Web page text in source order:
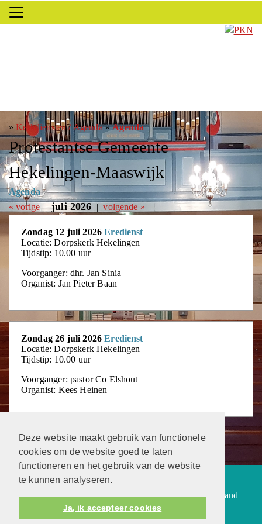
Deze website maakt gebruik van functionele
cookies om de website goed te laten
functioneren en het gebruik van de website
te kunnen analyseren.
Ja, ik accepteer cookies
»Kerkdiensten / Agenda»Agenda
Protestantse Gemeente
Hekelingen-Maaswijk
Agenda
« vorige |juli 2026 |volgende »
Zondag 12 juli 2026Eredienst
Locatie: Dorpskerk Hekelingen
Tijdstip: 10.00 uur
Voorganger: dhr. Jan Sinia
Organist: Jan Pieter Baan
Zondag 26 juli 2026Eredienst
Locatie: Dorpskerk Hekelingen
Tijdstip: 10.00 uur
Voorganger: pastor Co Elshout
Organist: Kees Heinen
Protestantsekerk.net is een samenwerking tussen de
dienstenorganisatie van deProtestantse Kerk in Nederland
Human Content Mediaproducties B.V.